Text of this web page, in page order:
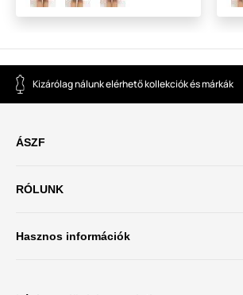
Kizárólag nálunk elérhető kollekciók és márkák
ÁSZF
RÓLUNK
Hasznos információk